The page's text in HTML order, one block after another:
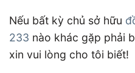
Nếu bất kỳ chủ sở hữu
233 nào khác gặp phải
xin vui lòng cho tôi biết!